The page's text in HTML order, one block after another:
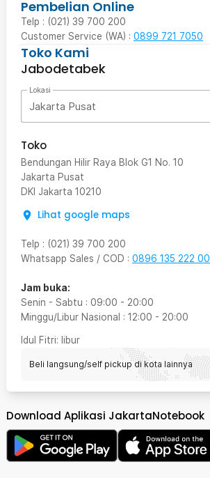
Pembelian Online
Telp : (021) 39 700 200
Customer Service (WA) : 0899 721 7050
Toko Kami
Jabodetabek
Lokasi
Jakarta Pusat
Toko
Bendungan Hilir Raya Blok G1 No. 10
Jakarta Pusat
DKI Jakarta 10210
Lihat google maps
Telp : (021) 39 700 200
Whatsapp Sales / COD : 0896 135 222 00
Jam buka:
Senin - Sabtu : 09:00 - 20:00
Minggu/Libur Nasional : 12:00 - 20:00
Idul Fitri: libur
Beli langsung/self pickup di kota lainnya
Download Aplikasi JakartaNotebook